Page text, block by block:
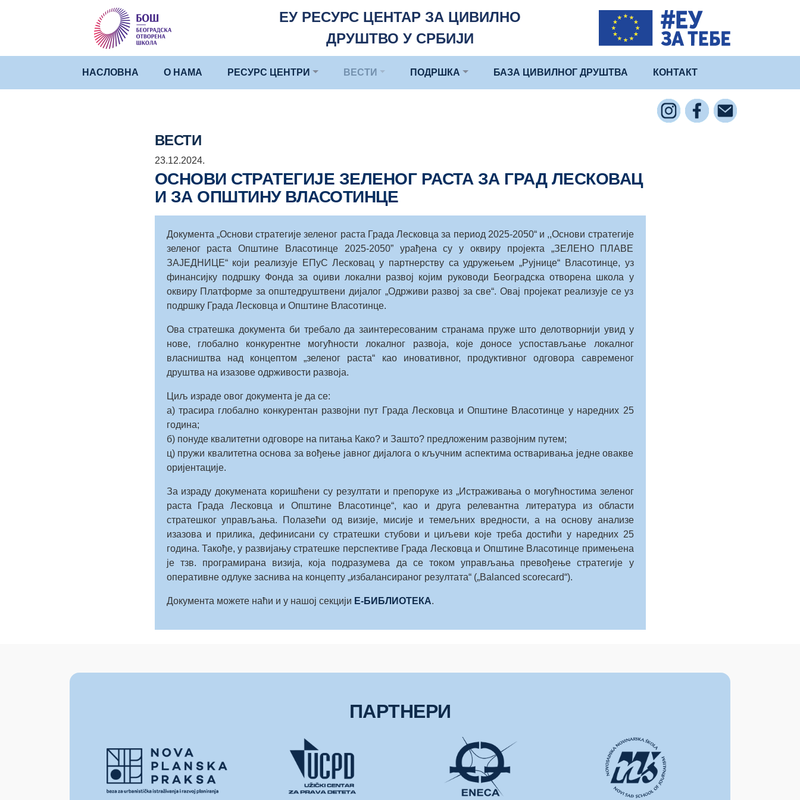
ЕУ РЕСУРС ЦЕНТАР ЗА ЦИВИЛНО
ДРУШТВО У СРБИЈИ
НАСЛОВНА О НАМА РЕСУРС ЦЕНТРИ ВЕСТИ ПОДРШКА БАЗА ЦИВИЛНОГ ДРУШТВА КОНТАКТ
ВЕСТИ
23.12.2024.
ОСНОВИ СТРАТЕГИЈЕ ЗЕЛЕНОГ РАСТА ЗА ГРАД ЛЕСКОВАЦ
И ЗА ОПШТИНУ ВЛАСОТИНЦЕ
Документа „Основи стратегије зеленог раста Града Лесковца за период 2025-2050“ и ,,Основи стратегије
зеленог раста Општине Власотинце 2025-2050” урађена су у оквиру пројекта „ЗЕЛЕНО ПЛАВЕ
ЗАЈЕДНИЦЕ“ који реализује ЕПуС Лесковац у партнерству са удружењем „Рујнице“ Власотинце, уз
финансијку подршку Фонда за оџиви локални развој којим руководи Београдска отворена школа у
оквиру Платформе за општедруштвени дијалог „Одрживи развој за све“. Овај пројекат реализује се уз
подршку Града Лесковца и Општине Власотинце.
Ова стратешка документа би требало да заинтересованим странама пруже што делотворнији увид у
нове, глобално конкурентне могућности локалног развоја, које доносе успостављање локалног
власништва над концептом „зеленог раста“ као иновативног, продуктивног одговора савременог
друштва на изазове одрживости развоја.
Циљ израде овог документа је да се:
а) трасира глобално конкурентан развојни пут Града Лесковца и Општине Власотинце у наредних 25
година;
б) понуде квалитетни одговоре на питања Како? и Зашто? предложеним развојним путем;
ц) пружи квалитетна основа за вођење јавног дијалога о кључним аспектима остваривања једне овакве
оријентације.
За израду докумената коришћени су резултати и препоруке из „Истраживања о могућностима зеленог
раста Града Лесковца и Општине Власотинце“, као и друга релевантна литература из области
стратешког управљања. Полазећи од визије, мисије и темељних вредности, а на основу анализе
изазова и прилика, дефинисани су стратешки стубови и циљеви које треба достићи у наредних 25
година. Такође, у развијању стратешке перспективе Града Лесковца и Општине Власотинце примењена
је тзв. програмирана визија, која подразумева да се током управљања превођење стратегије у
оперативне одлуке заснива на концепту „избалансираног резултата“ („Balanced scorecard“).
Документа можете наћи и у нашој секцији Е-БИБЛИОТЕКА.
ПАРТНЕРИ